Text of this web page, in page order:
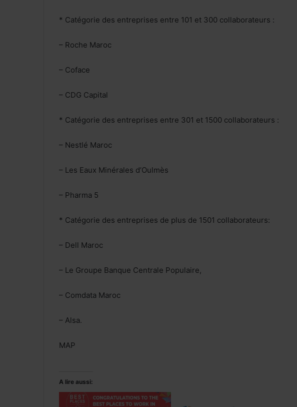
* Catégorie des entreprises entre 101 et 300 collaborateurs :
– Roche Maroc
– Coface
– CDG Capital
* Catégorie des entreprises entre 301 et 1500 collaborateurs :
– Nestlé Maroc
– Les Eaux Minérales d’Oulmès
– Pharma 5
* Catégorie des entreprises de plus de 1501 collaborateurs:
– Dell Maroc
– Le Groupe Banque Centrale Populaire,
– Comdata Maroc
– Alsa.
MAP
A lire aussi: